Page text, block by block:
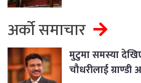
अर्को समाचार
मुटुमा समस्या
चौधरीलाई